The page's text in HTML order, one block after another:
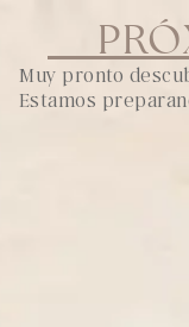
contenido
Muy pronto
Estamos